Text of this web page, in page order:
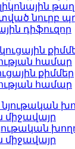
նուրբ
դիֆուզոր
քիմմեր
համար
միջավայր